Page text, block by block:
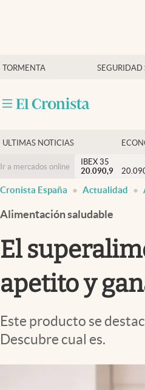
TORMENTA SEGURIDAD
Economía y finanzas
Criptomonedas
ULTIMAS NOTICIAS
Ir a mercados online
IBEX 35
20.090,9
Cronista España Actualidad
Alimentación saludable
El
apetito y
Este producto se
Descubre cual es.